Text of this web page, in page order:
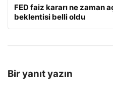
FED faiz kararı ne zaman
beklentisi belli oldu
Bir yanıt yazın